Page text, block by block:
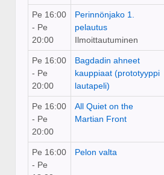
Pe 16:00
- Pe
20:00
Perinnönjako 1.
pelautus
Ilmoittautuminen
Pe 16:00
- Pe
20:00
Bagdadin ahneet
kauppiaat (prototyyppi
lautapeli)
Pe 16:00
- Pe
20:00
All Quiet on the
Martian Front
Pe 16:00
- Pe
Pelon valta